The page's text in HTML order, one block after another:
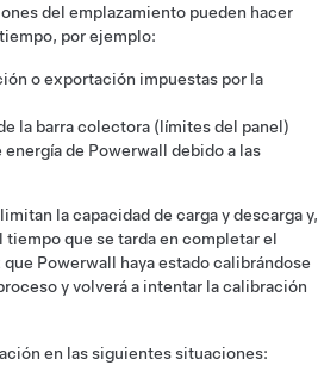
del emplazamiento pueden hacer
por ejemplo:
o exportación impuestas por la
la barra colectora (límites del panel)
de Powerwall debido a las
la capacidad de carga y descarga y,
que se tarda en completar el
Powerwall haya estado calibrándose
y volverá a intentar la calibración
en las siguientes situaciones: